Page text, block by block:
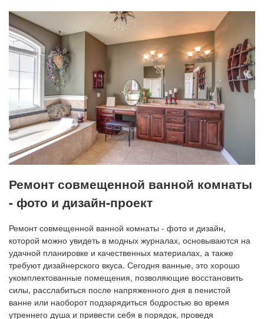
Ремонт совмещенной ванной комнаты
- фото и дизайн-проект
Ремонт совмещенной ванной комнаты - фото и дизайн,
которой можно увидеть в модных журналах, основываются на
удачной планировке и качественных материалах, а также
требуют дизайнерского вкуса. Сегодня ванные, это хорошо
укомплектованные помещения, позволяющие восстановить
силы, расслабиться после напряженного дня в пенистой
ванне или наоборот подзарядиться бодростью во время
утреннего душа и привести себя в порядок, проведя